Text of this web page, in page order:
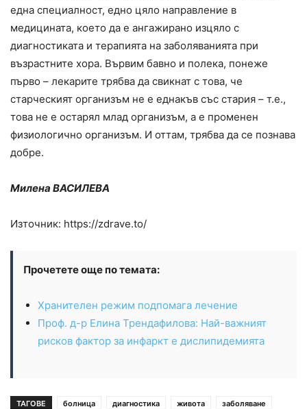
една специалност, едно цяло направление в
медицината, което да е ангажирано изцяло с
диагностиката и терапията на заболяванията при
възрастните хора. Вървим бавно и полека, понеже
първо – лекарите трябва да свикнат с това, че
старческият организъм не е еднакъв със стария – т.е.,
това не е остарял млад организъм, а е променен
физиологично организъм. И оттам, трябва да се познава
добре.
Милена ВАСИЛЕВА
Източник: https://zdrave.to/
Прочетете още по темата:
Хранителен режим подпомага лечение
Проф. д-р Елина Трендафилова: Най-важният
рисков фактор за инфаркт e дислипидемията
ТАГОВЕ болница диагностика живота
заболяване